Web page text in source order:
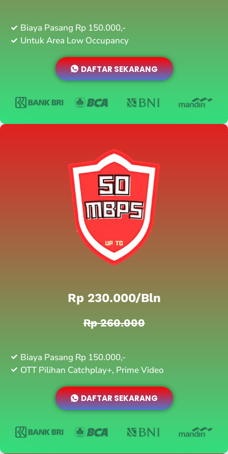
Biaya Pasang Rp 150.000,-
Untuk Area Low Occupancy
DAFTAR SEKARANG
Rp 230.000/bln
Rp 260.000
Biaya Pasang Rp 150.000,-
OTT Pilihan Catchplay+, Prime Video
DAFTAR SEKARANG